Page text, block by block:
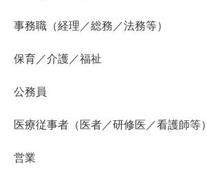
事務職（経理／総務／法務等）
保育／介護／福祉
公務員
医療従事者（医者／研修医／看護師等）
営業